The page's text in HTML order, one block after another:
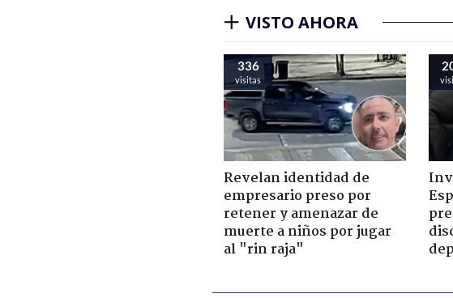
VISTO AHORA
336
visitas
Revelan identidad de
empresario preso por
retener y amenazar de
muerte a niños por jugar
al "rin raja"